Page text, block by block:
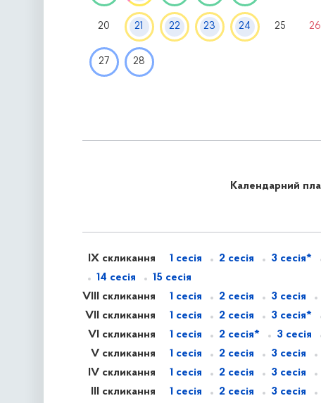
20 21 22 23 24 25 26
27 28
Календарний
IX скликання 1 сесія 2 сесія 3 сесія*
14 сесія
15 сесія
VIII скликання
1 сесія 2 сесія 3 сесія
VII скликання
1 сесія 2 сесія 3 сесія*
VI скликання
1 сесія 2 сесія* 3 сесія
V скликання
1 сесія 2 сесія 3 сесія
IV скликання
1 сесія 2 сесія 3 сесія
III скликання
1 сесія 2 сесія 3 сесія